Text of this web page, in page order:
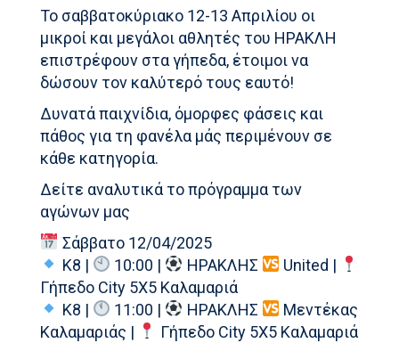
Το σαββατοκύριακο 12-13 Απριλίου οι
μικροί και μεγάλοι αθλητές του ΗΡΑΚΛΗ
επιστρέφουν στα γήπεδα, έτοιμοι να
δώσουν τον καλύτερό τους εαυτό!
Δυνατά παιχνίδια, όμορφες φάσεις και
πάθος για τη φανέλα μάς περιμένουν σε
κάθε κατηγορία.
Δείτε αναλυτικά το πρόγραμμα των
αγώνων μας
Σάββατο 12/04/2025
Κ8 |
10:00 | ΗΡΑΚΛΗΣ
United |
Γήπεδο City 5X5 Καλαμαριά
Κ8 |
11:00 | ΗΡΑΚΛΗΣ
Μεντέκας
Καλαμαριάς |
Γήπεδο City 5X5 Καλαμαριά